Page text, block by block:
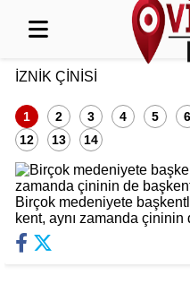
İZNIK ÇINISI
1 2 3 4 5 6
12
13 14
Birçok medeniyete
kent, aynı zamanda çininin